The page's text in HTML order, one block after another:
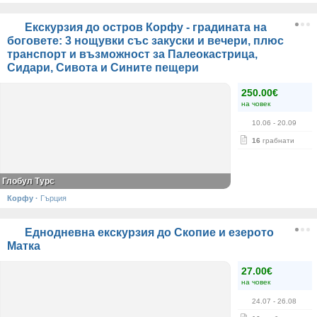
Екскурзия до остров Корфу - градината на
боговете: 3 нощувки със закуски и вечери, плюс
транспорт и възможност за Палеокастрица,
Сидари, Сивота и Сините пещери
250.00€
на човек
10.06 - 20.09
16 грабнати
Глобул Турс
Корфу · Гърция
Еднодневна екскурзия до Скопие и езерото
Матка
27.00€
на човек
24.07 - 26.08